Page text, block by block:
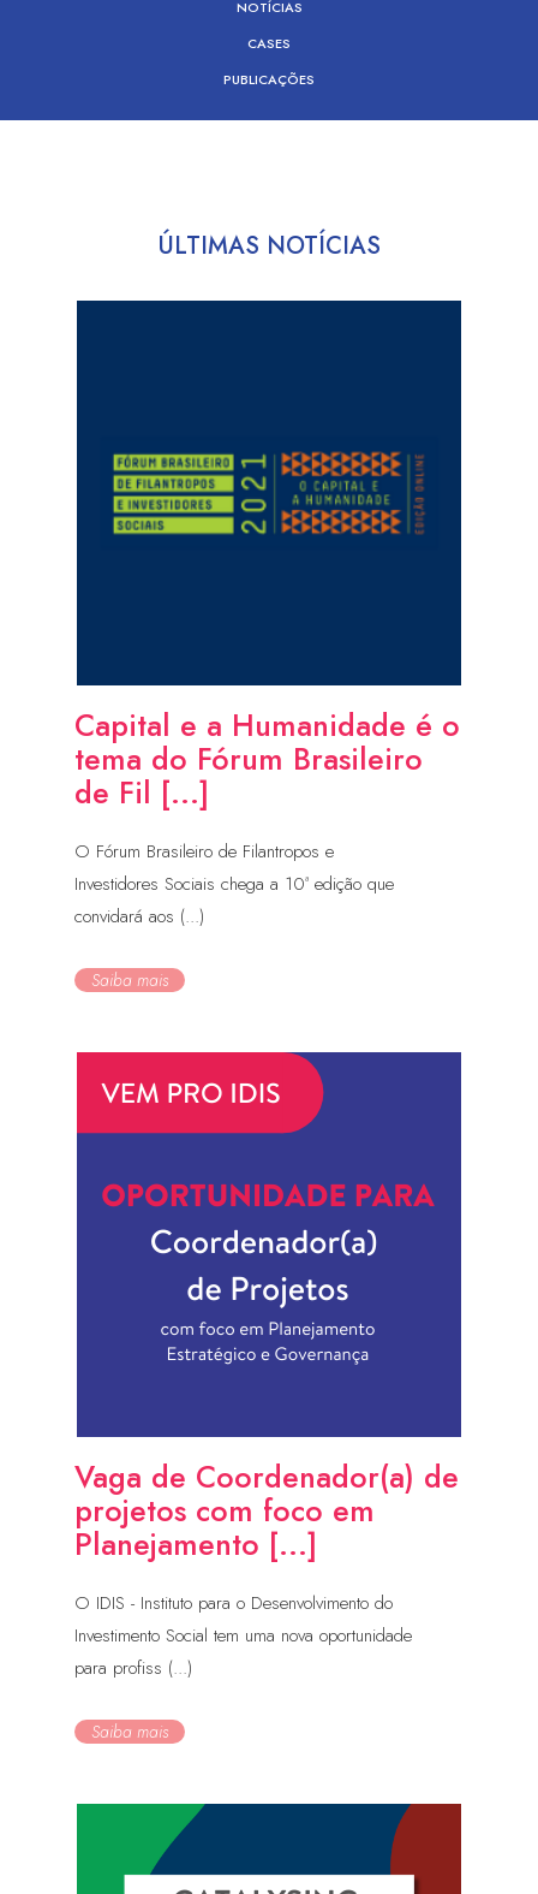
NOTÍCIAS
CASES
PUBLICAÇÕES
ÚLTIMAS NOTÍCIAS
Capital e a Humanidade é o
tema do Fórum Brasileiro
de Fil [...]
O Fórum Brasileiro de Filantropos e
Investidores Sociais chega a 10ª edição que
convidará aos (...)
Saiba mais
Vaga de Coordenador(a) de
projetos com foco em
Planejamento [...]
O IDIS - Instituto para o Desenvolvimento do
Investimento Social tem uma nova oportunidade
para profiss (...)
Saiba mais